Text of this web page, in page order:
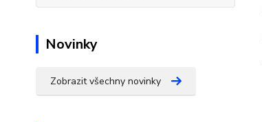
Novinky
Zobrazit všechny novinky